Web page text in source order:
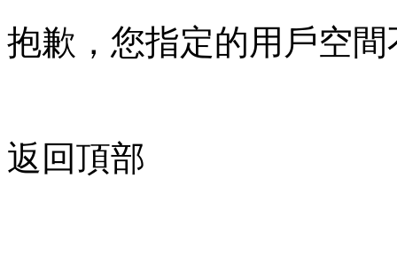
抱歉，您指定的用戶空間
返回頂部